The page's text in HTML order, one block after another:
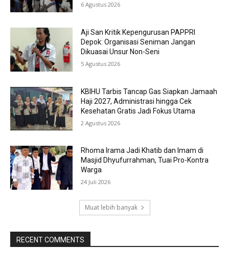
6 Agustus 2026
Aji San Kritik Kepengurusan PAPPRI
Depok: Organisasi Seniman Jangan
Dikuasai Unsur Non-Seni
5 Agustus 2026
KBIHU Tarbis Tancap Gas Siapkan Jamaah
Haji 2027, Administrasi hingga Cek
Kesehatan Gratis Jadi Fokus Utama
2 Agustus 2026
Rhoma Irama Jadi Khatib dan Imam di
Masjid Dhyufurrahman, Tuai Pro-Kontra
Warga
24 Juli 2026
Muat lebih banyak
RECENT COMMENTS